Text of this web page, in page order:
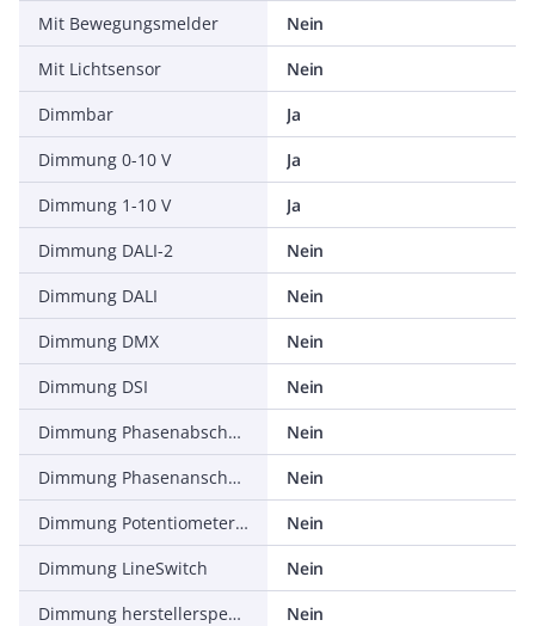
Mit Bewegungsmelder
Nein
Mit Lichtsensor
Nein
Dimmbar
Ja
Dimmung 0-10 V
Ja
Dimmung 1-10 V
Ja
Dimmung DALI-2
Nein
Dimmung DALI
Nein
Dimmung DMX
Nein
Dimmung DSI
Nein
Dimmung Phasenabschnitt
Nein
Dimmung Phasenanschnitt
Nein
Dimmung Potentiometer (geräteintegriert)
Nein
Dimmung LineSwitch
Nein
Dimmung herstellerspezifisch
Nein